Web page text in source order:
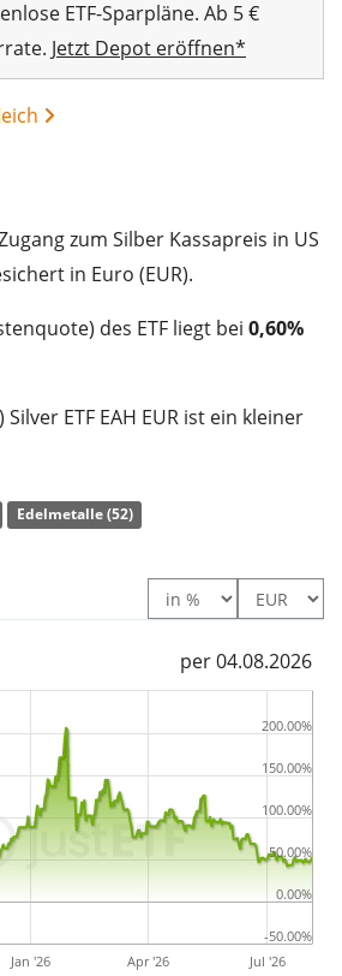
ETF-Sparpläne. Ab 5 €
Jetzt Depot eröffnen*
zum Silber Kassapreis in US
in Euro (EUR).
des ETF liegt bei 0,60%
ETF EAH EUR ist ein kleiner
Fondsvolumen
Edelmetalle (52)
per 04.08.2026
Jan '26 Apr '26 Jul '26
-50.00%
0.00%
50.00%
100.00%
150.00%
200.00%